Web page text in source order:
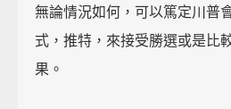
無論情況如何，可以篤定川普
式，推特，來接受勝選或是比
果。